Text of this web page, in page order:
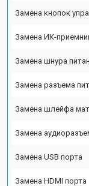
Замена кнопок
Замена ИК-
Замена шнура
Замена разъема
Замена шлейфа
Замена
Замена USB порта
Замена HDMI порта